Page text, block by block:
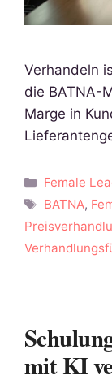
Verhandeln
die BATNA-
Marge in
Kategorien
Female
BATNA,
mit KI